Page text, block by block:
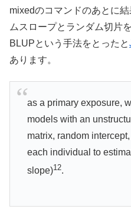
mixedのコマンドのあとに
ムスロープとランダム切片
BLUPという手法をとったと
あります。
as a primary exposure,
models with an
matrix, random
each individual to
slope)12.